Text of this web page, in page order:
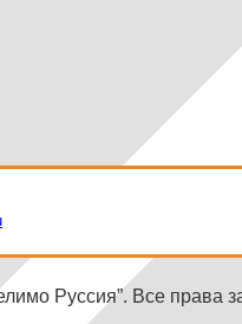
Руссия”. Все права